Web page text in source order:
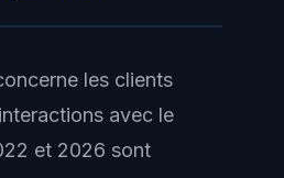
les clients
avec le
et 2026 sont